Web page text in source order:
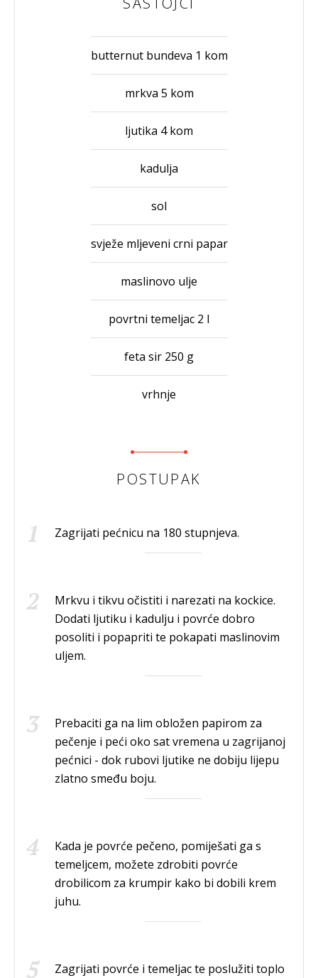
butternut bundeva 1 kom
mrkva 5 kom
ljutika 4 kom
kadulja
sol
svježe mljeveni crni papar
maslinovo ulje
povrtni temeljac 2 l
feta sir 250 g
vrhnje
POSTUPAK
Zagrijati pećnicu na 180 stupnjeva.
Mrkvu i tikvu očistiti i narezati na kockice.
Dodati ljutiku i kadulju i povrće dobro
posoliti i popapriti te pokapati maslinovim
uljem.
Prebaciti ga na lim obložen papirom za
pečenje i peći oko sat vremena u zagrijanoj
pećnici - dok rubovi ljutike ne dobiju lijepu
zlatno smeđu boju.
Kada je povrće pečeno, pomiješati ga s
temeljcem, možete zdrobiti povrće
drobilicom za krumpir kako bi dobili krem
juhu.
Zagrijati povrće i temeljac te poslužiti toplo